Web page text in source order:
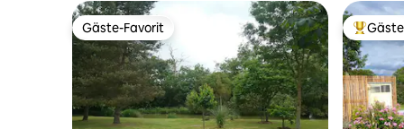
Gäste-Favorit
Gäste-Favorit